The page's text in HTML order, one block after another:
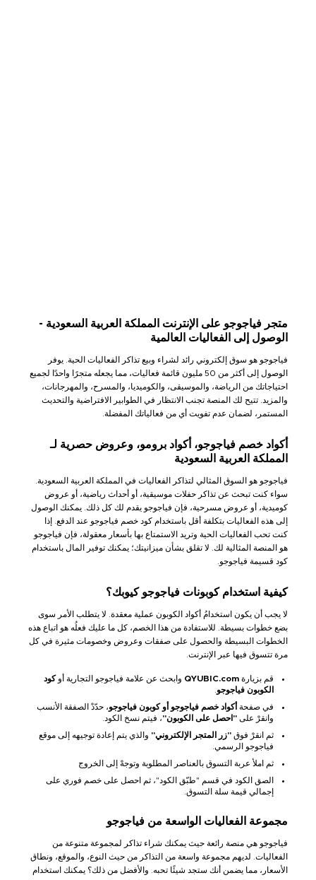
متجر فياجوجو على الإنترنت المملكة العربية السعودية -
الوصول إلى الفعاليات العالمية
فياجوجو هو سوق إلكتروني رائد لشراء وبيع تذاكر الفعاليات الحية. يوفر
الوصول إلى أكثر من 50 مليون قائمة فعاليات، مما يجعله متجرًا واحدًا لجميع
احتياجاتك من الرياضة، والموسيقى، والكوميديا، والمسرح، والمهرجانات،
والمزيد. تتيح لك المنصة تجنب الانتظار في الطوابير الافتراضية والتحديث
المستمر، لضمان عدم تفويت أي من فعالياتك المفضلة.
أكواد خصم فياجوجو، أكواد برومو، وعروض حصرية لـ
المملكة العربية السعودية
فياجوجو هو السوق المثالي لتذاكر الفعاليات في المملكة العربية السعودية.
سواء كنت تبحث عن تذاكر حفلات موسيقية، أو أحداث رياضية، أو عروض
كوميدية، أو عروض مسرحية، فإن فياجوجو يقدم لك كل ذلك. يمكنك الوصول
إلى هذه الفعاليات بتكلفة أقل باستخدام كود خصم فياجوجو عند الدفع. إذا
كنت تحب الفعاليات الحية وتريد الاستمتاع بها بأسعار معقولة، فإن فياجوجو
هو المنصة المثالية لك. لا تقلق بشأن ميزانيتك؛ يمكنك توفير المال باستخدام
كود قسيمة فياجوجو.
كيفية استخدام كوبونات فياجوجو كيوبك؟
لا يجب أن يكون استخدامُ أكواد الكوبون عملية معقدة. لا يتطلب الأمر سوى
بضع خطوات بسيطة. للاستفادة من هذا الخصم، كل ما عليك فعلُه هو اتباع هذه
الخطوات البسيطة والحصول على صفقات وعروض وخصومات مثيرة في كل
مرة تتسوق فيها عبر الإنترنت.
قم بزيارة QYUBIC.com وابحث عن علامة فياجوجو التجارية أوكود
الكوبون فياجوجو
في صفحة أكواد خصم فياجوجو أو كوبون فياجوجو، حدّدْ الصفقة الأنسب
وانقرْ على "احصل على الكوبون"، فيتم نسخ الكود.
ثم انقرْ فوق "زر المتجر الإلكتروني" والذي يتم إعادة توجيهه إلى موقع
فياجوجو الرسمي.
ثم املأ عربة التسوق بالعناصر المطلوبة وتوجهْ إلى الخروج
الصق الكود في قسم "طبّق الكود"، ثم احصل على خصم فوري على
إجمالي قيمة سلة التسوق.
مجموعة الفعاليات الواسعة من فياجوجو
فياجوجو هي منصة رائعة حيث يمكنك شراء تذاكر لمجموعة متنوعة من
الفعاليات. لديهم مجموعة واسعة من التذاكر من حيث النوع، والموقع، ونطاق
الأسعار، مما يضمن أنك ستجد شيئًا تحبه. والأفضل من ذلك؟ يمكنك استخدام